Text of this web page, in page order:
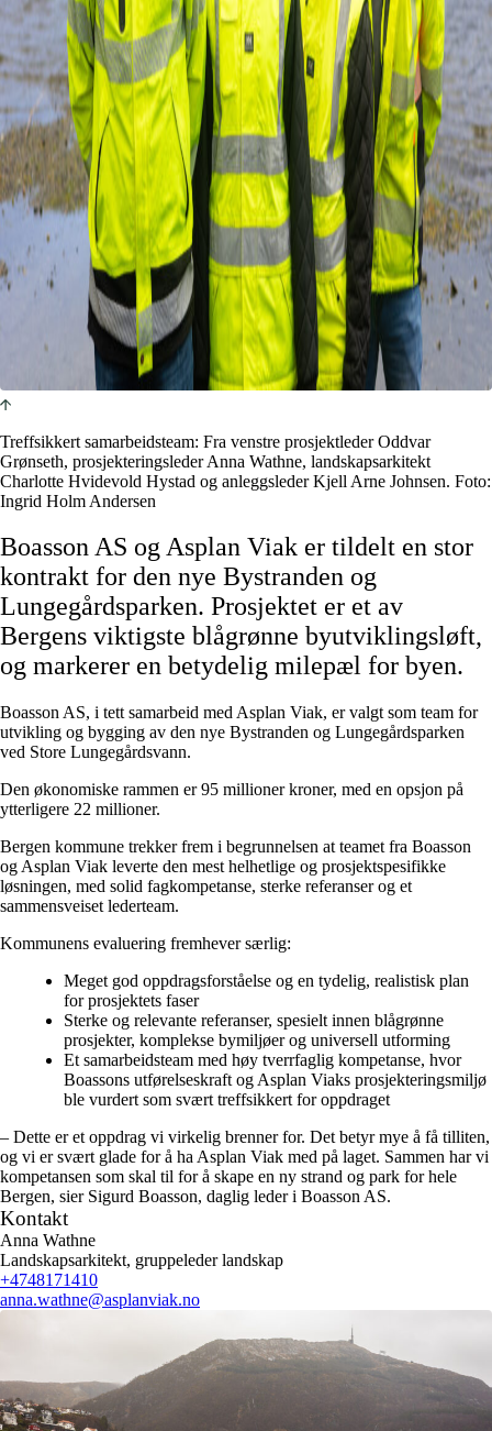
Treffsikkert samarbeidsteam: Fra venstre prosjektleder Oddvar
Grønseth, prosjekteringsleder Anna Wathne, landskapsarkitekt
Charlotte Hvidevold Hystad og anleggsleder Kjell Arne Johnsen. Foto:
Ingrid Holm Andersen
Boasson AS og Asplan Viak er tildelt en stor
kontrakt for den nye Bystranden og
Lungegårdsparken. Prosjektet er et av
Bergens viktigste blågrønne byutviklingsløft,
og markerer en betydelig milepæl for byen.
Boasson AS, i tett samarbeid med Asplan Viak, er valgt som team for
utvikling og bygging av den nye Bystranden og Lungegårdsparken
ved Store Lungegårdsvann.
Den økonomiske rammen er 95 millioner kroner, med en opsjon på
ytterligere 22 millioner.
Bergen kommune trekker frem i begrunnelsen at teamet fra Boasson
og Asplan Viak leverte den mest helhetlige og prosjektspesifikke
løsningen, med solid fagkompetanse, sterke referanser og et
sammensveiset lederteam.
Kommunens evaluering fremhever særlig:
Meget god oppdragsforståelse og en tydelig, realistisk plan
for prosjektets faser
Sterke og relevante referanser, spesielt innen blågrønne
prosjekter, komplekse bymiljøer og universell utforming
Et samarbeidsteam med høy tverrfaglig kompetanse, hvor
Boassons utførelseskraft og Asplan Viaks prosjekteringsmiljø
ble vurdert som svært treffsikkert for oppdraget
– Dette er et oppdrag vi virkelig brenner for. Det betyr mye å få tilliten,
og vi er svært glade for å ha Asplan Viak med på laget. Sammen har vi
kompetansen som skal til for å skape en ny strand og park for hele
Bergen, sier Sigurd Boasson, daglig leder i Boasson AS.
Kontakt
Anna Wathne
Landskapsarkitekt, gruppeleder landskap
+4748171410
anna.wathne@asplanviak.no